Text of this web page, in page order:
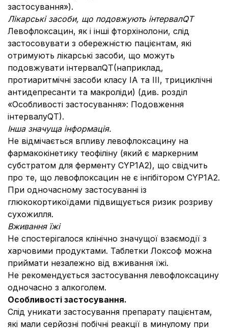
застосування»).
Лікарські засоби, що подовжують інтервалQT
Левофлоксацин, як і інші фторхінолони, слід
застосовувати з обережністю пацієнтам, які
отримують лікарські засоби, що можуть
подовжувати інтервалQT(наприклад,
протиаритмічні засоби класу ІА та ІІІ, трициклічні
антидепресанти та макроліди) (див. розділ
«Особливості застосування»: Подовження
інтервалуQT).
Інша значуща інформація.
Не відмічається впливу левофлоксацину на
фармакокінетику теофіліну (який є маркерним
субстратом для ферменту CYP1A2), що свідчить
про те, що левофлоксацин не є інгібітором CYP1A2.
При одночасному застосуванні із
глюкокортикоїдами підвищується ризик розриву
сухожилля.
Вживання їжі
Не спостерігалося клінічно значущої взаємодії з
харчовими продуктами. Таблетки Локсоф можна
приймати незалежно від вживання їжі.
Не рекомендується застосування левофлоксацину
одночасно з алкоголем.
Особливості застосування.
Слід уникати застосування препарату пацієнтам,
які мали серйозні побічні реакції в минулому при